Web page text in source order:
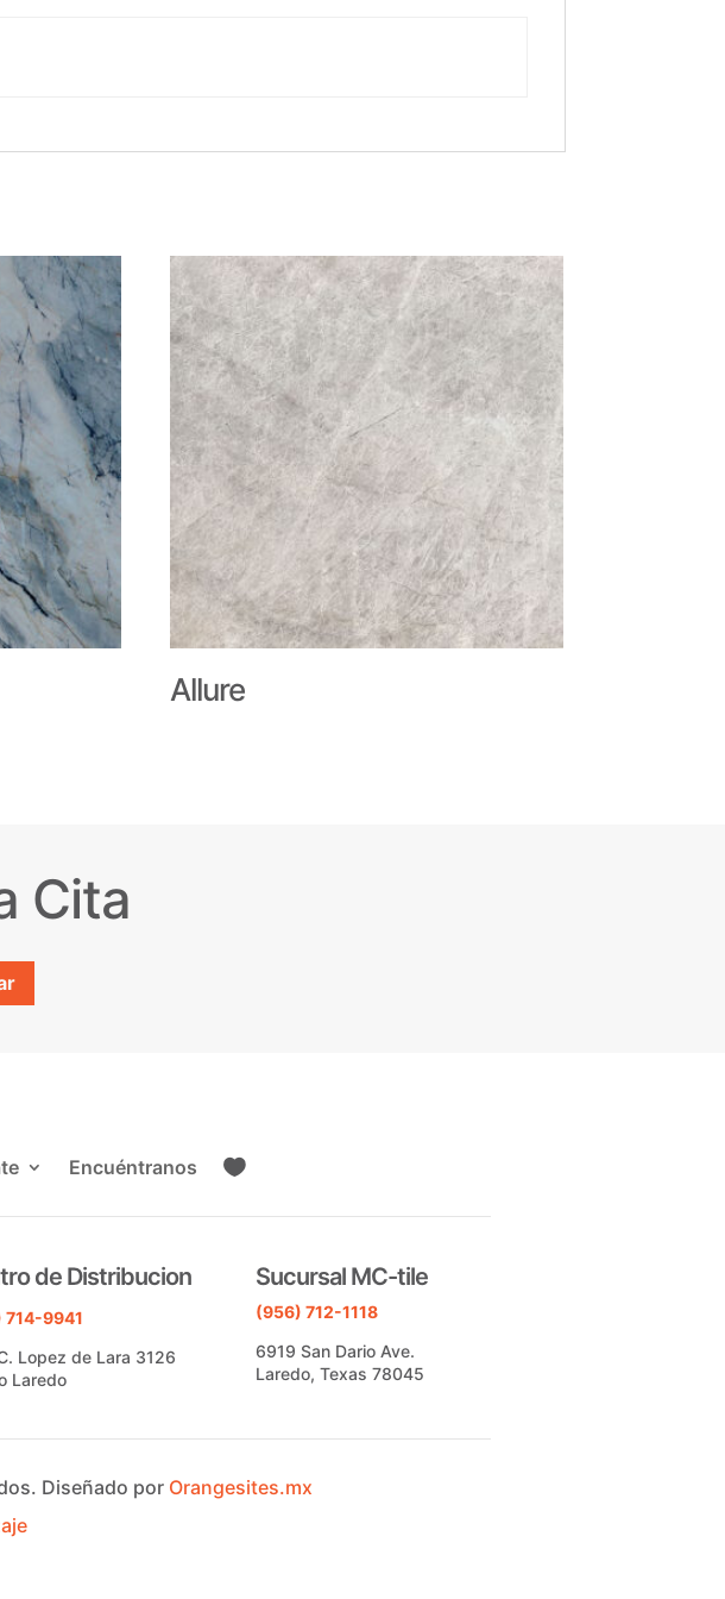
Allure
Cita
Encuéntranos 
de Distribucion
714-9941
Lopez de Lara 3126
Laredo
Sucursal MC-tile
(956) 712-1118
6919 San Dario Ave.
Laredo, Texas 78045
Diseñado por Orangesites.mx